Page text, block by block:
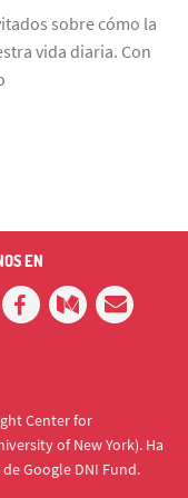
sobre cómo la
vida diaria. Con
EN
Center for
of New York). Ha
Google DNI Fund.